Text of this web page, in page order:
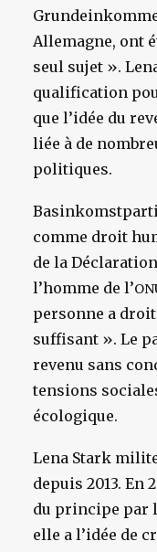
Allemagne, ont
seul sujet ».
qualification
que l’idée du
liée à de
politiques.
comme droit
de la
l’homme de l’
personne a
suffisant ». Le
revenu sans
tensions
écologique.
Lena Stark
depuis 2013. En
du principe par
elle a l’idée de